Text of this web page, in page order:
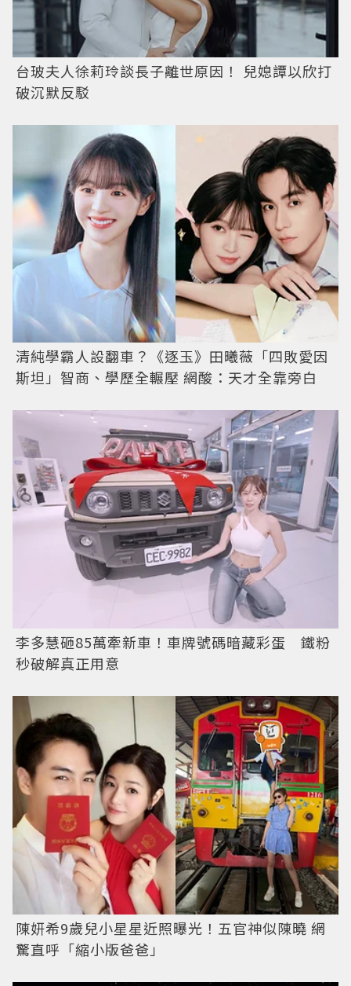
台玻夫人徐莉玲談長子離世原因！ 兒媳譚以欣打
破沉默反駁
清純學霸人設翻車？《逐玉》田曦薇「四敗愛因
斯坦」智商、學歷全輾壓 網酸：天才全靠旁白
李多慧砸85萬牽新車！車牌號碼暗藏彩蛋 鐵粉
秒破解真正用意
陳妍希9歲兒小星星近照曝光！五官神似陳曉 網
驚直呼「縮小版爸爸」